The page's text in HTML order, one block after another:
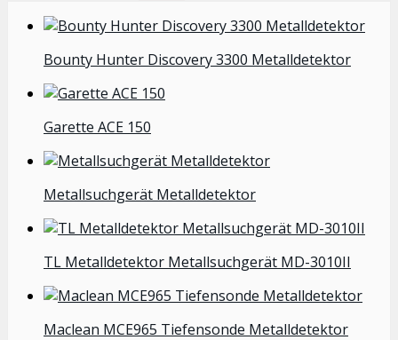
Bounty Hunter Discovery 3300 Metalldetektor
Garette ACE 150
Metallsuchgerät Metalldetektor
TL Metalldetektor Metallsuchgerät MD-3010II
Maclean MCE965 Tiefensonde Metalldetektor